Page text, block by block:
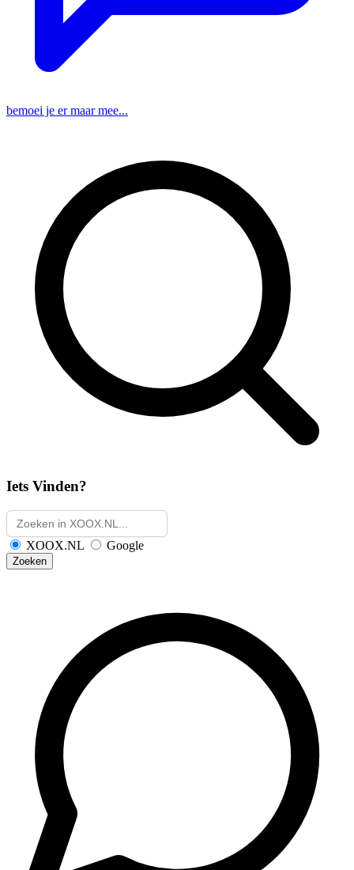
bemoei je er maar mee...
Iets Vinden?
XOOX.NL Google
Zoeken